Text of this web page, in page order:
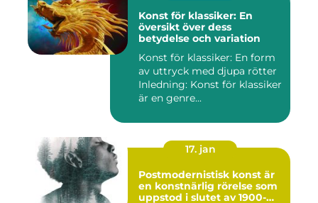
Konst för klassiker: En
översikt över dess
betydelse och variation
Konst för klassiker: En form
av uttryck med djupa rötter
Inledning: Konst för klassiker
är en genre...
17. jan
Postmodernistisk konst är
en konstnärlig rörelse som
uppstod i slutet av 1900-